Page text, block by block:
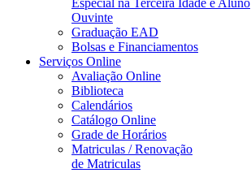
Especial na Terceira Idade e Aluno
Ouvinte
Graduação EAD
Bolsas e Financiamentos
Serviços Online
Avaliação Online
Biblioteca
Calendários
Catálogo Online
Grade de Horários
Matriculas / Renovação
de Matriculas